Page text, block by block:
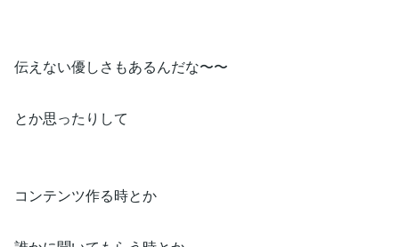
伝えない優しさもあるんだな〜〜
とか思ったりして
コンテンツ作る時とか